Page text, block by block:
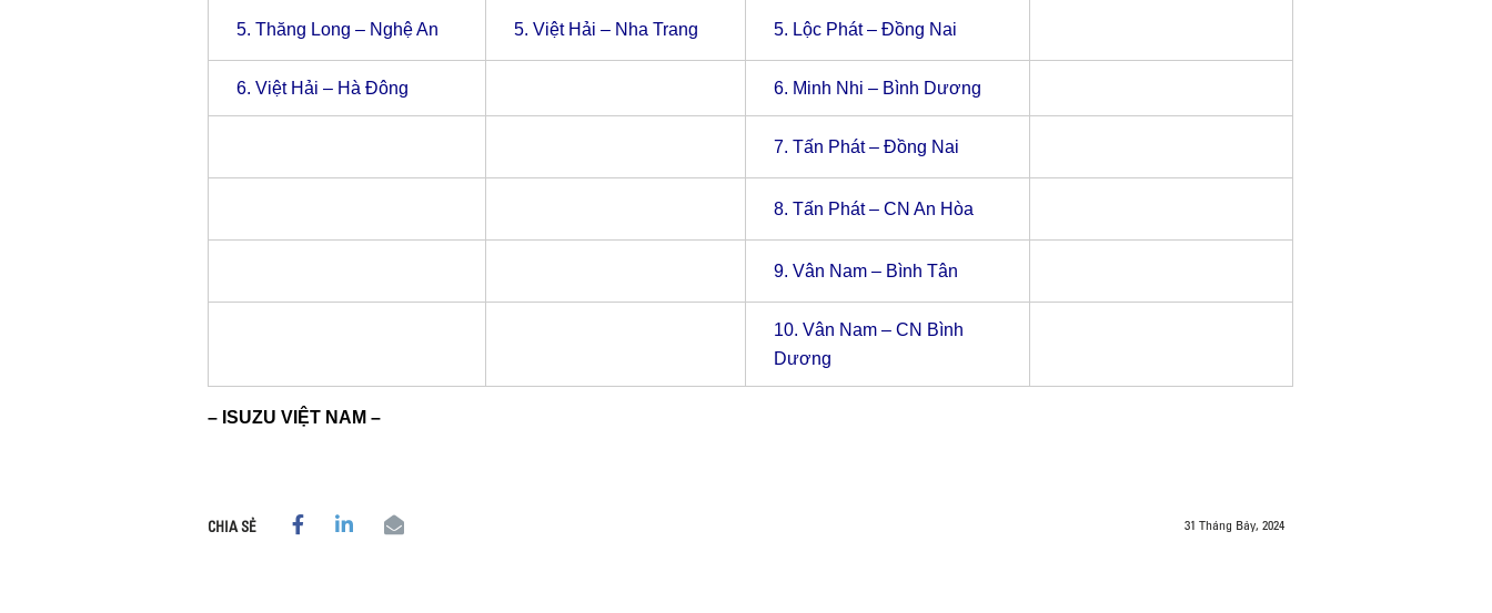
5. Thăng Long – Nghệ An 5. Việt Hải – Nha Trang 5. Lộc Phát – Đồng Nai
6. Việt Hải – Hà Đông 6. Minh Nhi – Bình Dương
7. Tấn Phát – Đồng Nai
8. Tấn Phát – CN An Hòa
9. Vân Nam – Bình Tân
10. Vân Nam – CN Bình
Dương
– ISUZU VIỆT NAM –
CHIA SẺ 31 Tháng Bảy, 2024